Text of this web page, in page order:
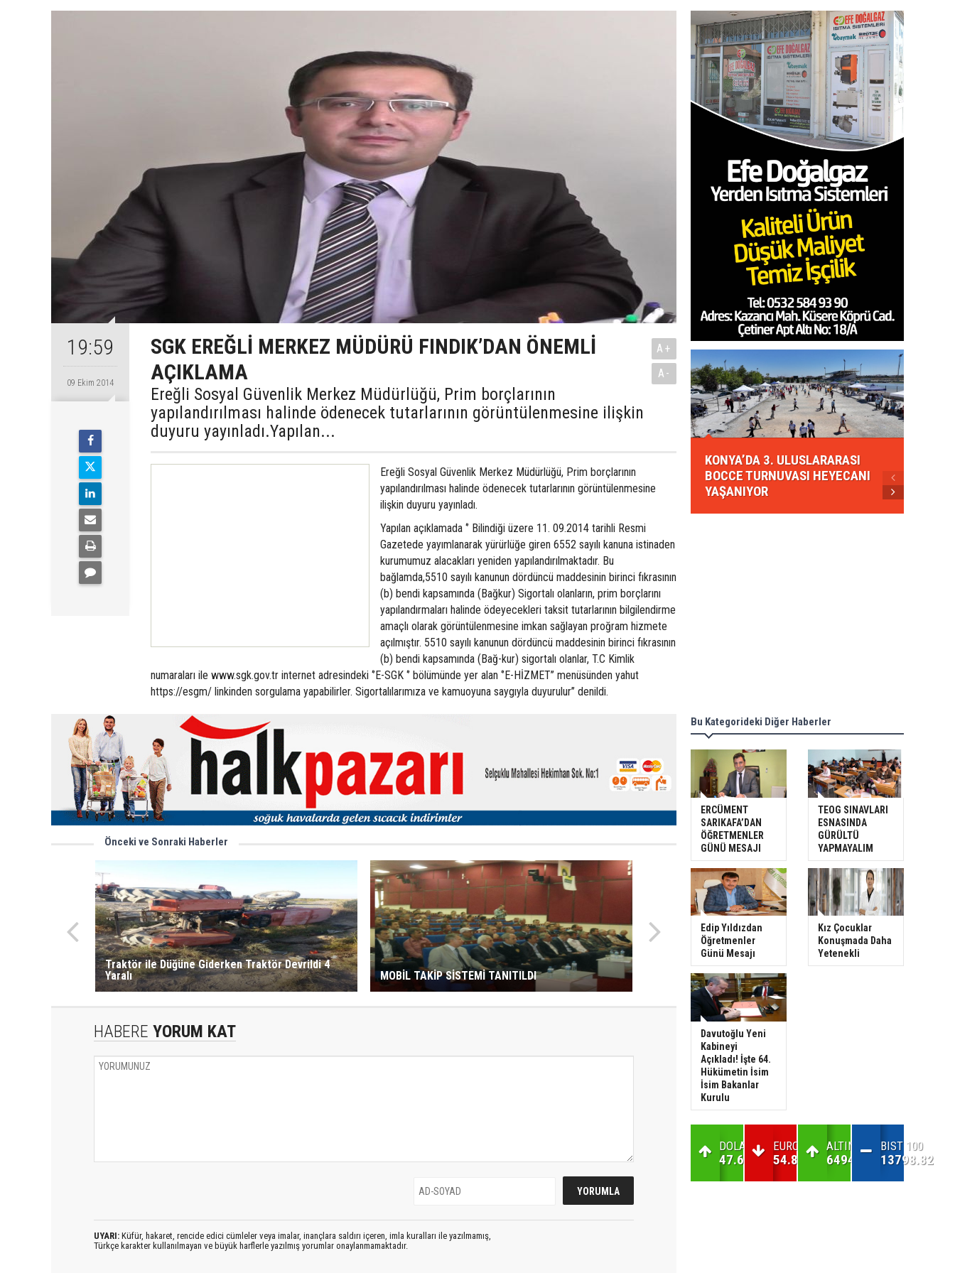
19:59
09 Ekim 2014
SGK EREĞLİ MERKEZ MÜDÜRÜ FINDIK’DAN ÖNEMLİ
AÇIKLAMA
Ereğli Sosyal Güvenlik Merkez Müdürlüğü, Prim borçlarının
yapılandırılması halinde ödenecek tutarlarının görüntülenmesine ilişkin
duyuru yayınladı.Yapılan...
A+
A-
Ereğli Sosyal Güvenlik Merkez Müdürlüğü, Prim borçlarının
yapılandırılması halinde ödenecek tutarlarının görüntülenmesine
ilişkin duyuru yayınladı.
Yapılan açıklamada ‘’ Bilindiği üzere 11. 09.2014 tarihli Resmi
Gazetede yayımlanarak yürürlüğe giren 6552 sayılı kanuna istinaden
kurumumuz alacakları yeniden yapılandırılmaktadır. Bu
bağlamda,5510 sayılı kanunun dördüncü maddesinin birinci fıkrasının
(b) bendi kapsamında (Bağkur) Sigortalı olanların, prim borçlarını
yapılandırmaları halinde ödeyecekleri taksit tutarlarının bilgilendirme
amaçlı olarak görüntülenmesine imkan sağlayan proğram hizmete
açılmıştır. 5510 sayılı kanunun dördüncü maddesinin birinci fıkrasının
(b) bendi kapsamında (Bağ-kur) sigortalı olanlar, T.C Kimlik
numaraları ile www.sgk.gov.tr internet adresindeki ‘’E-SGK ‘’ bölümünde yer alan ‘’E-HİZMET’’ menüsünden yahut
https://esgm/ linkinden sorgulama yapabilirler. Sigortalılarımıza ve kamuoyuna saygıyla duyurulur’’ denildi.
Önceki ve Sonraki Haberler
Traktör ile Düğüne Giderken Traktör Devrildi 4
Yaralı
MOBİL TAKİP SİSTEMİ TANITILDI
HABERE YORUM KAT
UYARI: Küfür, hakaret, rencide edici cümleler veya imalar, inançlara saldırı içeren, imla kuralları ile yazılmamış,
Türkçe karakter kullanılmayan ve büyük harflerle yazılmış yorumlar onaylanmamaktadır.
KONYA’DA 3. ULUSLARARASI
BOCCE TURNUVASI HEYECANI
YAŞANIYOR
Bu Kategorideki Diğer Haberler
ERCÜMENT
SARIKAFA’DAN
ÖĞRETMENLER
GÜNÜ MESAJI
TEOG SINAVLARI
ESNASINDA
GÜRÜLTÜ
YAPMAYALIM
Edip Yıldızdan
Öğretmenler
Günü Mesajı
Kız Çocuklar
Konuşmada Daha
Yetenekli
Davutoğlu Yeni
Kabineyi
Açıkladı! İşte 64.
Hükümetin İsim
İsim Bakanlar
Kurulu
DOLAR
47.61
EURO
54.83
ALTIN
6494.39
BIST 100
13798.82